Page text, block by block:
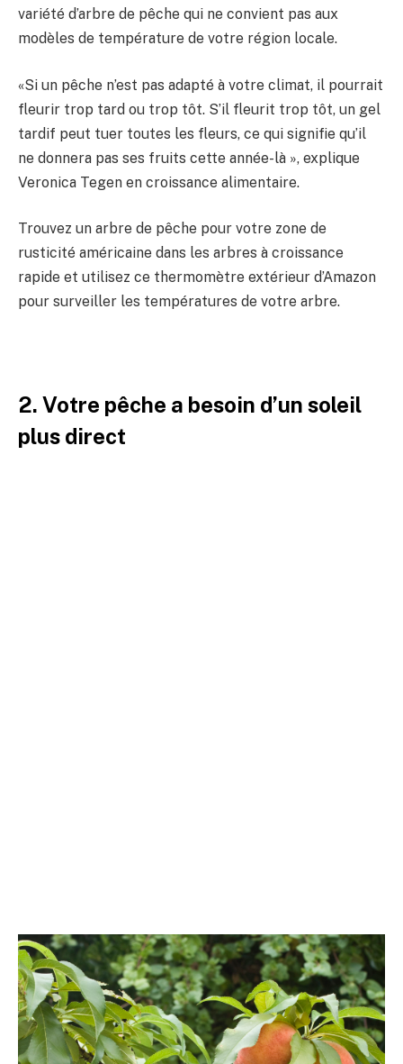
variété d’arbre de pêche qui ne convient pas aux
modèles de température de votre région locale.
«Si un pêche n’est pas adapté à votre climat, il pourrait
fleurir trop tard ou trop tôt. S’il fleurit trop tôt, un gel
tardif peut tuer toutes les fleurs, ce qui signifie qu’il
ne donnera pas ses fruits cette année-là », explique
Veronica Tegen en croissance alimentaire.
Trouvez un arbre de pêche pour votre zone de
rusticité américaine dans les arbres à croissance
rapide et utilisez ce thermomètre extérieur d’Amazon
pour surveiller les températures de votre arbre.
2. Votre pêche a besoin d’un soleil
plus direct